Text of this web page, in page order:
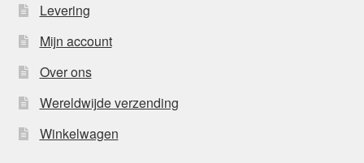
Levering
Mijn account
Over ons
Wereldwijde verzending
Winkelwagen